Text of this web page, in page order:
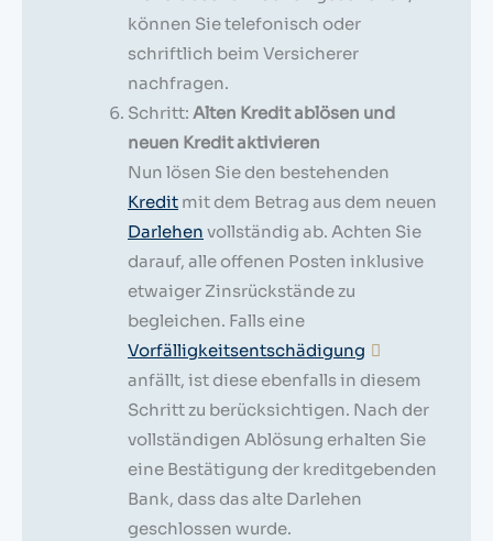
können Sie telefonisch oder
schriftlich beim Versicherer
nachfragen.
Schritt: Alten Kredit ablösen und
neuen Kredit aktivieren
Nun lösen Sie den bestehenden
Kredit mit dem Betrag aus dem neuen
Darlehen vollständig ab. Achten Sie
darauf, alle offenen Posten inklusive
etwaiger Zinsrückstände zu
begleichen. Falls eine
Vorfälligkeitsentschädigung
anfällt, ist diese ebenfalls in diesem
Schritt zu berücksichtigen. Nach der
vollständigen Ablösung erhalten Sie
eine Bestätigung der kreditgebenden
Bank, dass das alte Darlehen
geschlossen wurde.